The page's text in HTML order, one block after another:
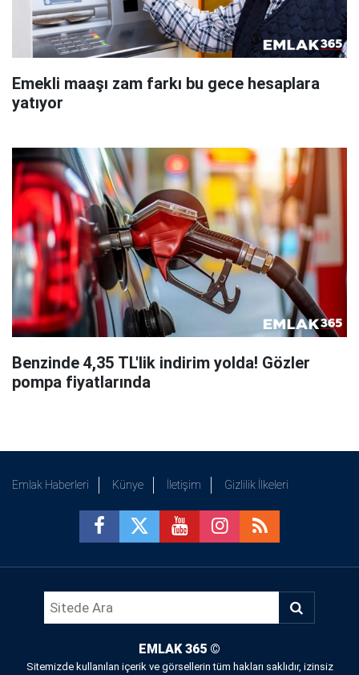
Emekli maaşı zam farkı bu gece hesaplara
yatıyor
Benzinde 4,35 TL'lik indirim yolda! Gözler
pompa fiyatlarında
Emlak Haberleri Künye İletişim Gizlilik İlkeleri
EMLAK 365 ©
Sitemizde kullanılan içerik ve görsellerin tüm hakları saklıdır, izinsiz